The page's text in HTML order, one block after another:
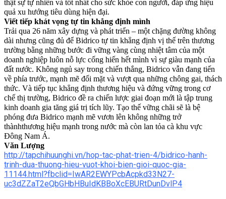
thật sự tự nhiên và tốt nhất cho sức khỏe con người, đáp ứng hiệu
quả xu hướng tiêu dùng hiện đại.
Viết tiếp khát vọng tự tin khẳng định mình
Trải qua 26 năm xây dựng và phát triển – một chặng đường không
dài nhưng cũng đủ để Bidrico tự tin khẳng định vị thế trên thương
trường bằng những bước đi vững vàng cùng nhiệt tâm của một
doanh nghiệp luôn nỗ lực cống hiến hết mình vì sự giàu mạnh của
đất nước. Không ngủ say trong chiến thắng, Bidrico vẫn đang tiến
về phía trước, mạnh mẽ đối mặt và vượt qua những chông gai, thách
thức. Và tiếp tục khẳng định thương hiệu và đứng vững trong cơ
chế thị trường, Bidrico đề ra chiến lược giai đoạn mới là tập trung
kinh doanh gia tăng giá trị tích lũy. Tạo thế vững chãi sẽ là bệ
phóng đưa Bidrico mạnh mẽ vươn lên không những trở
thànhthương hiệu mạnh trong nước mà còn lan tỏa cà khu vực
Đông Nam Á.
Văn Lượng
http://tapchihuunghi.vn/hop-tac-phat-trien-4/bidrico-hanh-
trinh-dua-thuong-hieu-vuot-khoi-bien-gioi-quoc-gia-
11144.html?fbclid=IwAR2EWYPcbAcpkd33N27-
uc3dZZaT2eQbGHbHBuIdKBBoXcEBURtDunDvlP4